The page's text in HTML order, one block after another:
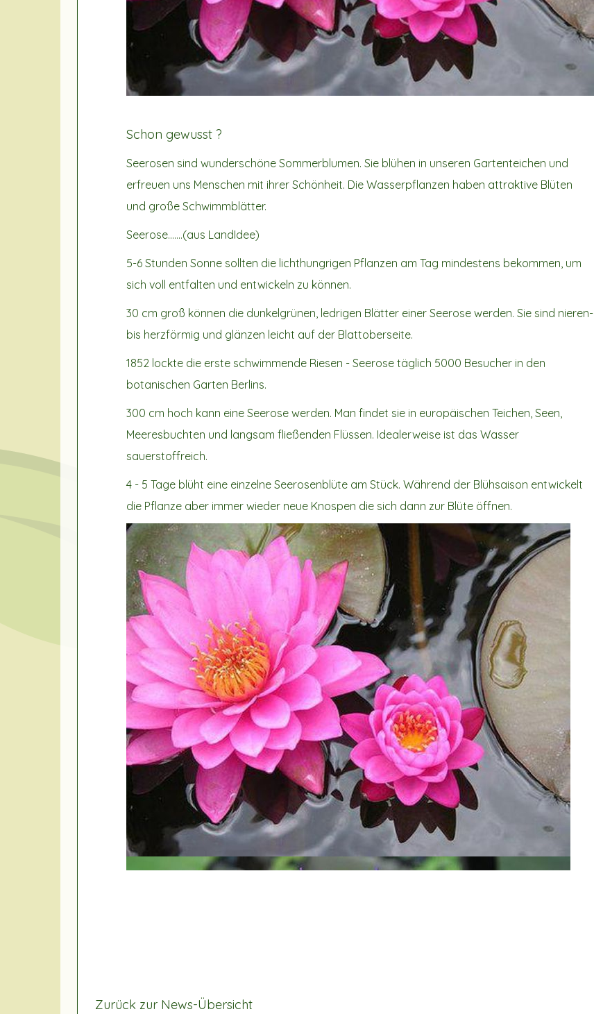
Schon gewusst ?
Seerosen sind wunderschöne Sommerblumen. Sie blühen in unseren Gartenteichen und
erfreuen uns Menschen mit ihrer Schönheit. Die Wasserpflanzen haben attraktive Blüten
und große Schwimmblätter.
Seerose.......(aus LandIdee)
5-6 Stunden Sonne sollten die lichthungrigen Pflanzen am Tag mindestens bekommen, um
sich voll entfalten und entwickeln zu können.
30 cm groß können die dunkelgrünen, ledrigen Blätter einer Seerose werden. Sie sind nieren-
bis herzförmig und glänzen leicht auf der Blattoberseite.
1852 lockte die erste schwimmende Riesen - Seerose täglich 5000 Besucher in den
botanischen Garten Berlins.
300 cm hoch kann eine Seerose werden. Man findet sie in europäischen Teichen, Seen,
Meeresbuchten und langsam fließenden Flüssen. Idealerweise ist das Wasser
sauerstoffreich.
4 - 5 Tage blüht eine einzelne Seerosenblüte am Stück. Während der Blühsaison entwickelt
die Pflanze aber immer wieder neue Knospen die sich dann zur Blüte öffnen.
Zurück zur News-Übersicht